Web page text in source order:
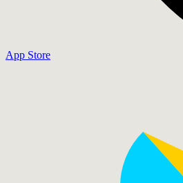
App Store